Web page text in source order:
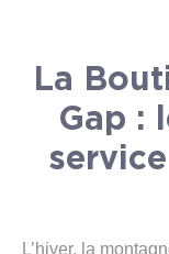
La
Gap :
L’hiver, la